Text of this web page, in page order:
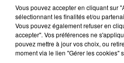
Metz : une distribution de lunette
5 août 2026
Casting de Woof : l'Euro-Métropole
4 août 2026
Officiel : Gauthier Hein quitte le FC
Vous pouvez accepter en cliquant sur
sélectionnant les finalités et/ou
Vous pouvez également refuser en
accepter". Vos préférences ne
pouvez mettre à jour vos choix, ou
moment via le lien "Gérer les cookies"